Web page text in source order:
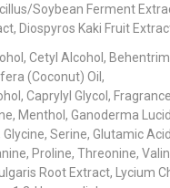
Soybean Ferment
Diospyros Kaki Fruit
Cetyl Alcohol,
(Coconut) Oil,
Caprylyl Glycol,
Menthol, Ganoderma
Serine, Glutamic
Proline, Threonine,
Root Extract, Lycium